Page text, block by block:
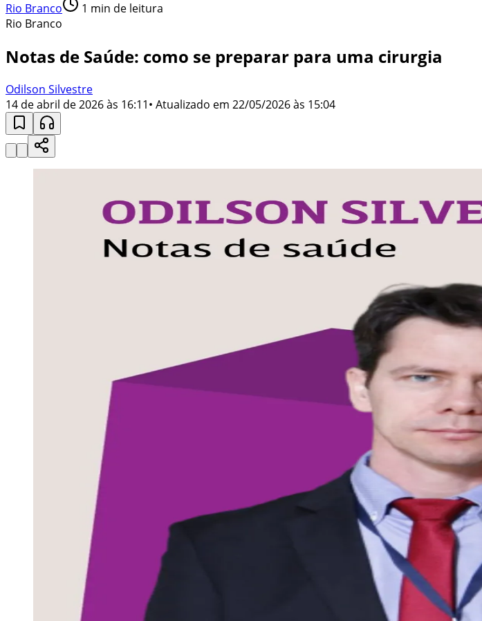
Rio Branco 1 min de leitura
Rio Branco
Notas de Saúde: como se preparar para uma cirurgia
Odilson Silvestre
14 de abril de 2026 às 16:11• Atualizado em 22/05/2026 às 15:04